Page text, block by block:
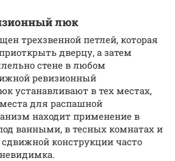
люк
трехзвенной петлей, которая
дверцу, а затем
стене в любом
ревизионный
устанавливают в тех местах,
для распашной
находит применение в
ванными, в тесных комнатах и
сдвижной конструкции часто